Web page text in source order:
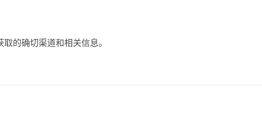
的确切渠道和相关信息。